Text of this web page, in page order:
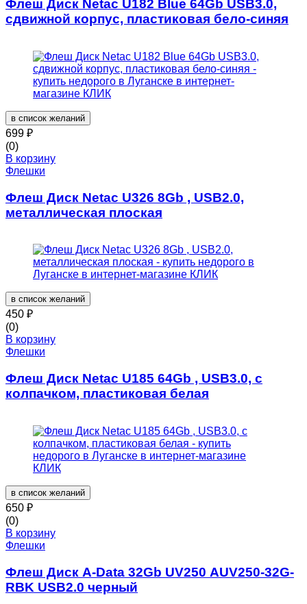
Флеш Диск Netac U182 Blue 64Gb USB3.0,
сдвижной корпус, пластиковая бело-синяя
в список желаний
699 ₽
(0)
В корзину
Флешки
Флеш Диск Netac U326 8Gb , USB2.0,
металлическая плоская
в список желаний
450 ₽
(0)
В корзину
Флешки
Флеш Диск Netac U185 64Gb , USB3.0, с
колпачком, пластиковая белая
в список желаний
650 ₽
(0)
В корзину
Флешки
Флеш Диск A-Data 32Gb UV250 AUV250-32G-
RBK USB2.0 черный